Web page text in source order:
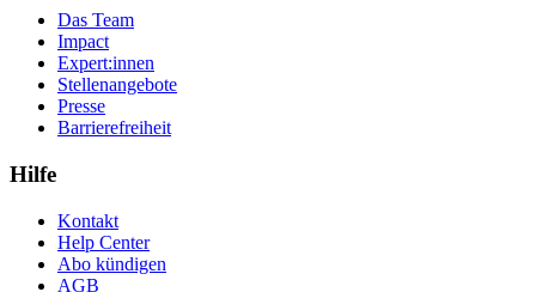
Das Team
Impact
Expert:innen
Stellenangebote
Presse
Barrierefreiheit
Hilfe
Kontakt
Help Center
Abo kündigen
AGB